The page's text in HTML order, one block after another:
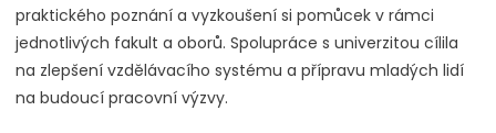
praktického poznání a vyzkoušení si pomůcek v rámci
jednotlivých fakult a oborů. Spolupráce s univerzitou cílila
na zlepšení vzdělávacího systému a přípravu mladých lidí
na budoucí pracovní výzvy.